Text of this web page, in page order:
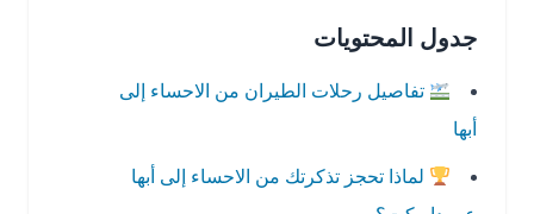
جدول المحتويات
تفاصيل رحلات الطيران من الاحساء إلى
لماذا تحجز تذكرتك من الاحساء إلى أبها